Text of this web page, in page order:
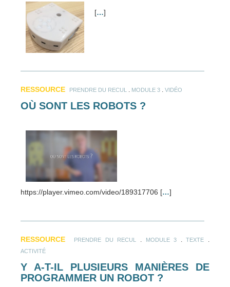
[…]
RESSOURCE PRENDRE DU RECUL MODULE 3 VIDÉO
OÙ SONT LES ROBOTS ?
https://player.vimeo.com/video/189317706 […]
RESSOURCE PRENDRE DU RECUL MODULE 3 .TEXTE
ACTIVITÉ
Y A-T-IL PLUSIEURS MANIÈRES DE
PROGRAMMER UN ROBOT ?